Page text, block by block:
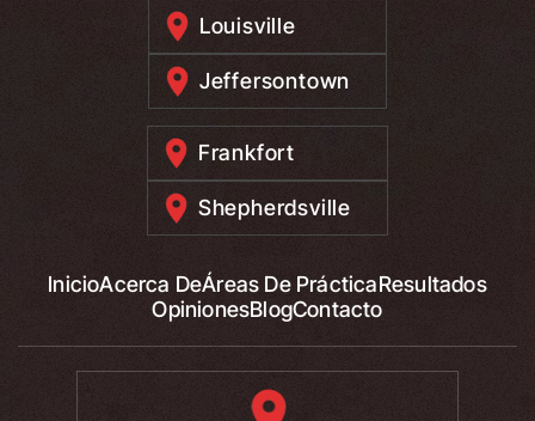
Louisville
Jeffersontown
Frankfort
Shepherdsville
InicioAcerca DeÁreas De PrácticaResultados
OpinionesBlogContacto